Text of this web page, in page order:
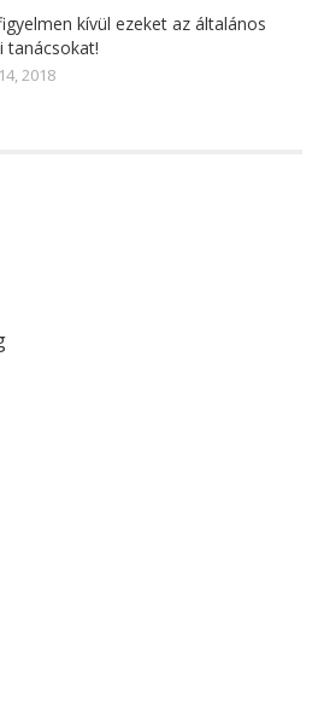
kívül ezeket az általános
tanácsokat!
2018